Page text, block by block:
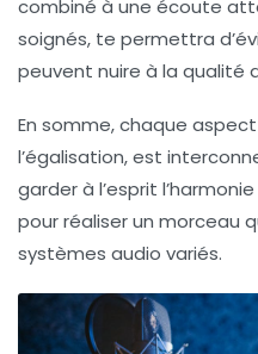
combiné à une écoute
soignés, te permettra
peuvent nuire à la qualité
En somme, chaque
l’égalisation, est
garder à l’esprit
pour réaliser un morceau
systèmes audio variés.